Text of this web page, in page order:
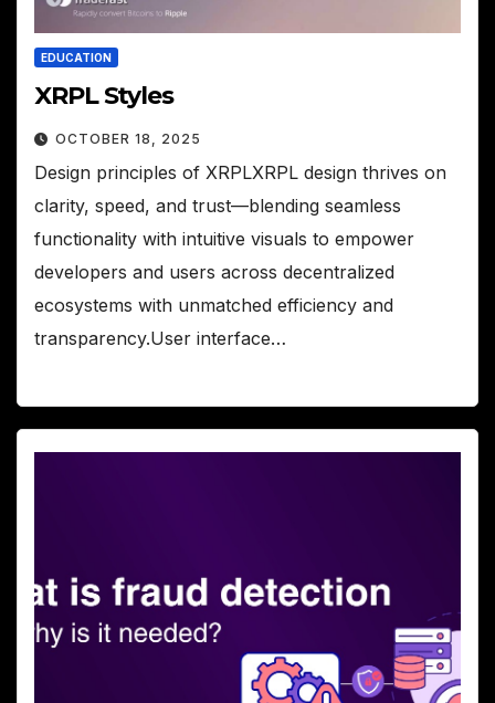
EDUCATION
XRPL Styles
OCTOBER 18, 2025
Design principles of XRPLXRPL design thrives on
clarity, speed, and trust—blending seamless
functionality with intuitive visuals to empower
developers and users across decentralized
ecosystems with unmatched efficiency and
transparency.User interface…